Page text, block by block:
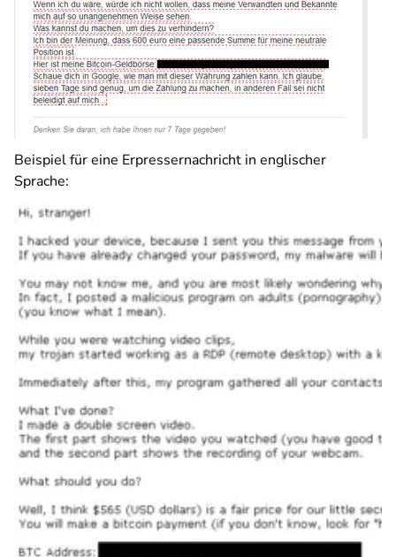
Beispiel für eine Erpressernachricht in englischer
Sprache: